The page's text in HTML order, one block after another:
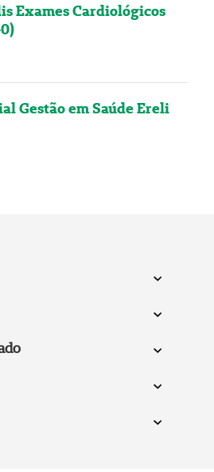
Exames Cardiológicos
Gestão em Saúde Ereli